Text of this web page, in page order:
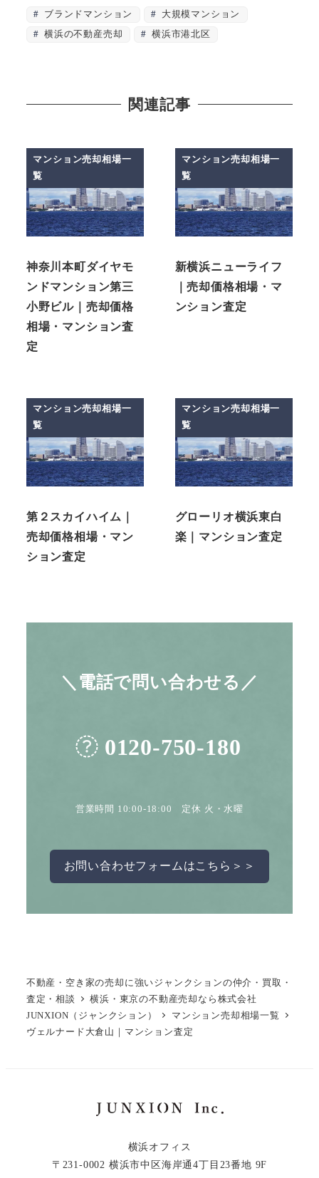
ブランドマンション
大規模マンション
横浜の不動産売却
横浜市港北区
関連記事
マンション売却相場一
覧
神奈川本町ダイヤモ
ンドマンション第三
小野ビル｜売却価格
相場・マンション査
定
マンション売却相場一
覧
新横浜ニューライフ
｜売却価格相場・マ
ンション査定
マンション売却相場一
覧
第２スカイハイム｜
売却価格相場・マン
ション査定
マンション売却相場一
覧
グローリオ横浜東白
楽｜マンション査定
＼電話で問い合わせる／
0120-750-180
営業時間 10:00-18:00 定休 火・水曜
お問い合わせフォームはこちら＞＞
不動産・空き家の売却に強いジャンクションの仲介・買取・
査定・相談
横浜・東京の不動産売却なら株式会社
JUNXION（ジャンクション）
マンション売却相場一覧
ヴェルナード大倉山｜マンション査定
横浜オフィス
〒231-0002 横浜市中区海岸通4丁目23番地 9F